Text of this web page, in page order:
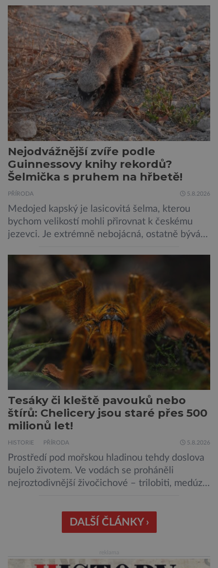
pouze reagují na změny prostředí. Moderní
výzkum však ukazuje, že skutečnost je mnohem
zajímavější. Rostliny totiž dokážou své okolí
vnímat prostřednictvím mechanických podnětů
a samy také vydávají zvuky […]
Nejodvážnější zvíře podle
Guinnessovy knihy rekordů?
Šelmička s pruhem na hřbetě!
PŘÍRODA 5.8.2026
Medojed kapský je lasicovitá šelma, kterou
bychom velikostí mohli přirovnat k českému
jezevci. Je extrémně nebojácná, ostatně bývá
této souvislosti je dokonce zapsána do
Guinnessovy knihy rekordů. Navzdory svému
názvu nežije pouze v jižní Africe, ale domovem
je mu valná část černého kontinentu a
vyskytuje se rovněž v oblastech […]
Tesáky či kleště pavouků nebo
štírů: Chelicery jsou staré přes 500
milionů let!
HISTORIE PŘÍRODA 5.8.2026
Prostředí pod mořskou hladinou tehdy doslova
bujelo životem. Ve vodách se proháněli
nejroztodivnější živočichové – trilobiti, medúzy
zárodky zbraní typických pro dnešní pavouky.
Pavouci, štíři či klíšťata jsou členovci patřící do
chelicerami, které u nich představují právě […]
DALŠÍ ČLÁNKY ›